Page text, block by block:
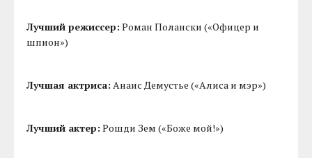
Лучший режиссер: Роман Полански («Офицер и
шпион»)
Лучшая актриса: Анаис Демустье («Алиса и мэр»)
Лучший актер: Рошди Зем («Боже мой!»)